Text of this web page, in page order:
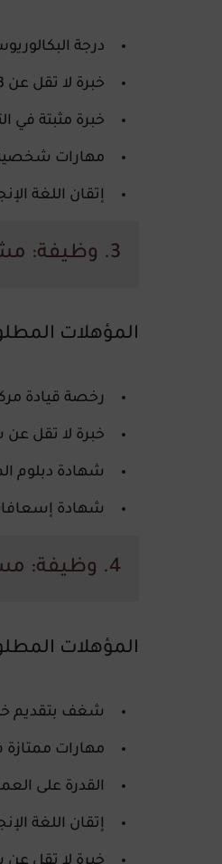
درجة
خبرة لا تقل عن 3 سنوات في العمل بمجال الموارد البشرية.
خبرة مثبتة في
مهارات شخصية
إتقان اللغة
3. وظيفة: مشغل شاحنة شاطئ (Beach Truck Operator)
المؤهلات
رخصة قيادة
خبرة لا تقل
شهادة دبلوم
شهادة
4. وظيفة: مساعد مدير كونسيرج (Assistant Concierge Manager)
المؤهلات
شغف بتقديم
مهارات ممتازة
القدرة على
إتقان اللغة